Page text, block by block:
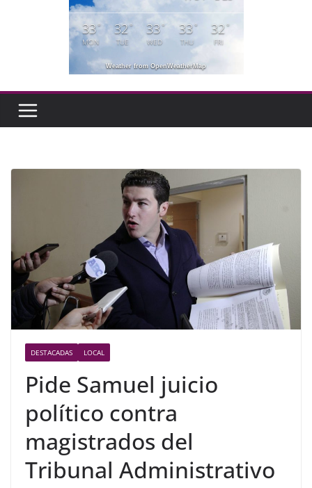
33°
MON
32°
TUE
33°
WED
33°
THU
32°
FRI
Weather from OpenWeatherMap
DESTACADAS LOCAL
Pide Samuel juicio
político contra
magistrados del
Tribunal Administrativo